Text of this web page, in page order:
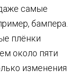
самые
бампера.
плёнки
около пяти
изменения